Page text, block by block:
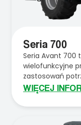
Seria 700
Seria Avant 700
wielofunkcyjne
zastosowań
WIĘCEJ